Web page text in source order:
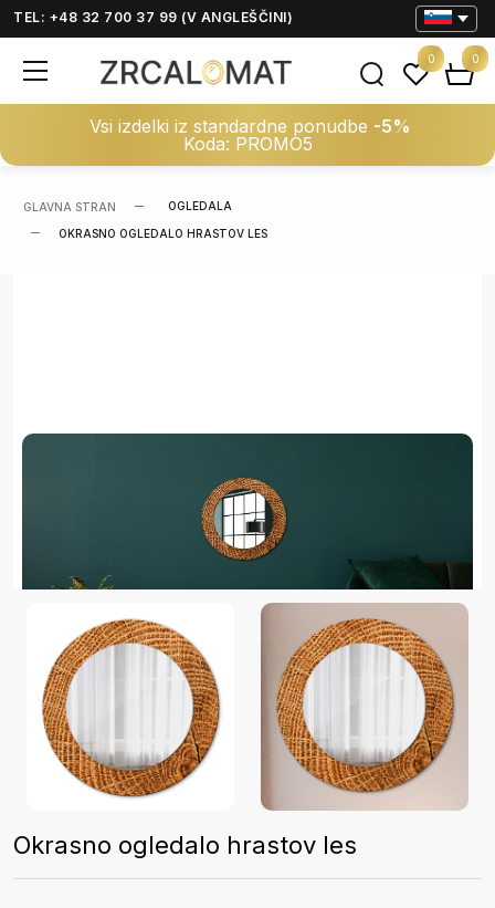
TEL: +48 32 700 37 99 (V ANGLEŠČINI)
Vsi izdelki iz standardne ponudbe -5%
Koda: PROMO5
0 0
GLAVNA STRAN OGLEDALA
OKRASNO OGLEDALO HRASTOV LES
Okrasno ogledalo hrastov les